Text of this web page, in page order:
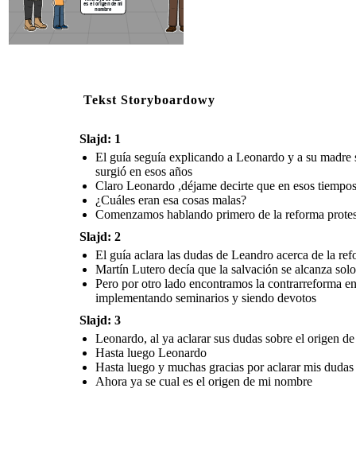
es el origen de mi
nombre
Tekst Storyboardowy
Slajd: 1
El guía seguía explicando a Leonardo y a su
surgió en esos años
Claro Leonardo ,déjame decirte que en esos
¿Cuáles eran esa cosas malas?
Comenzamos hablando primero de la reforma
Slajd: 2
El guía aclara las dudas de Leandro acerca de la
Martín Lutero decía que la salvación se alcanza
Pero por otro lado encontramos la contrarreforma
implementando seminarios y siendo devotos
Slajd: 3
Leonardo, al ya aclarar sus dudas sobre el origen
Hasta luego Leonardo
Hasta luego y muchas gracias por aclarar mis dudas
Ahora ya se cual es el origen de mi nombre